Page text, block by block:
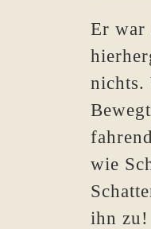
Er war
nichts.
wie
ihn zu!